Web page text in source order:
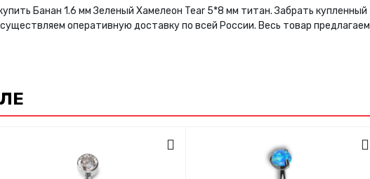
Банан 1.6 мм Зеленый Хамелеон Tear 5*8 мм титан. Забрать
оперативную доставку по всей России. Весь товар